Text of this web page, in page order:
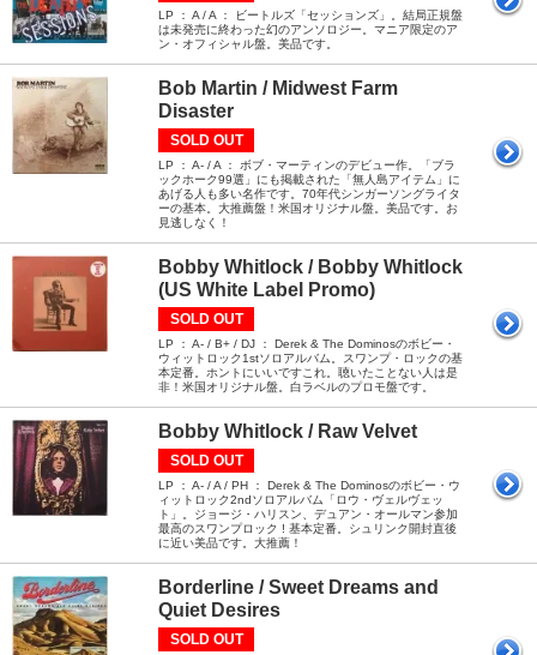
LP ： A / A ： ビートルズ「セッションズ」。結局正規盤
は未発売に終わった幻のアンソロジー。マニア限定のア
ン・オフィシャル盤。美品です。
Bob Martin / Midwest Farm
Disaster
SOLD OUT
LP ： A- / A ： ボブ・マーティンのデビュー作。「ブラ
ックホーク99選」にも掲載された「無人島アイテム」に
あげる人も多い名作です。70年代シンガーソングライタ
ーの基本。大推薦盤！米国オリジナル盤。美品です。お
見逃しなく！
Bobby Whitlock / Bobby Whitlock
(US White Label Promo)
SOLD OUT
LP ： A- / B+ / DJ ： Derek & The Dominosのボビー・
ウィットロック1stソロアルバム。スワンプ・ロックの基
本定番。ホントにいいですこれ。聴いたことない人は是
非！米国オリジナル盤。白ラベルのプロモ盤です。
Bobby Whitlock / Raw Velvet
SOLD OUT
LP ： A- / A / PH ： Derek & The Dominosのボビー・ウ
ィットロック2ndソロアルバム「ロウ・ヴェルヴェッ
ト」。ジョージ・ハリスン、デュアン・オールマン参加
最高のスワンプロック ! 基本定番。シュリンク開封直後
に近い美品です。大推薦！
Borderline / Sweet Dreams and
Quiet Desires
SOLD OUT